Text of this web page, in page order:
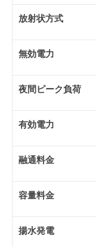
放射状方式
無効電力
夜間ピーク負荷
有効電力
融通料金
容量料金
揚水発電